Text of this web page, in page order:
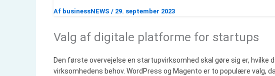
Af businessNEWS / 29. september 2023
Valg af digitale platforme for startups
Den første overvejelse en startupvirksomhed skal gøre sig er, hvilke
virksomhedens behov. WordPress og Magento er to populære valg,